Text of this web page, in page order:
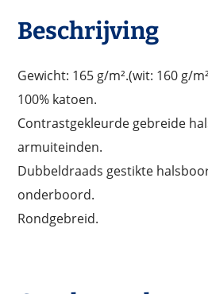
Beschrijving
Gewicht: 165 g/m².(wit: 160 g/
100% katoen.
Contrastgekleurde gebreide
armuiteinden.
Dubbeldraads gestikte
onderboord.
Rondgebreid.